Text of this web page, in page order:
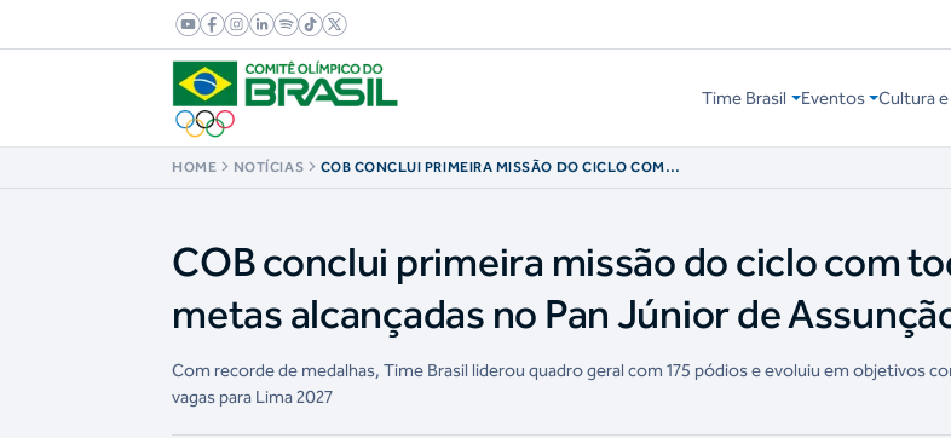
Time Brasil Eventos Cultura
HOME NOTÍCIAS
COB CONCLUI PRIMEIRA MISSÃO DO CICLO COM
COB conclui primeira missão do ciclo com
metas alcançadas no Pan Júnior de
Com recorde de medalhas, Time Brasil liderou quadro geral com 175 pódios e evoluiu em objetivos
vagas para Lima 2027